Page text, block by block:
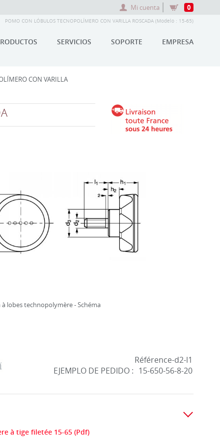
Mi cuenta 0
POMO CON LÓBULOS TECNOPOLÍMERO CON VARILLA ROSCADA (Modelo : 15-65)
SERVICIOS SOPORTE EMPRESA
CON VARILLA
lobes technopolymère - Schéma
EJEMPLO DE PEDIDO :
Référence-d2-l1
15-650-56-8-20
à tige filetée 15-65 (Pdf)